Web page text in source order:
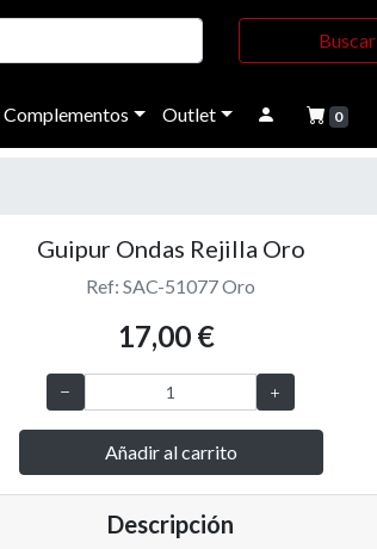
Buscar
Complementos Outlet 0
Guipur Ondas Rejilla Oro
Ref: SAC-51077 Oro
17,00 €
Añadir al carrito
Descripción